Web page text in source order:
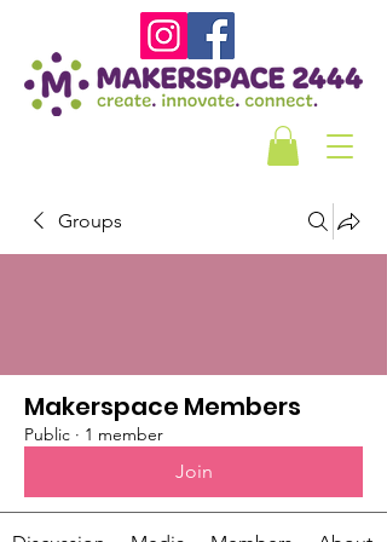
Groups
Makerspace Members
Public · 1 member
Join